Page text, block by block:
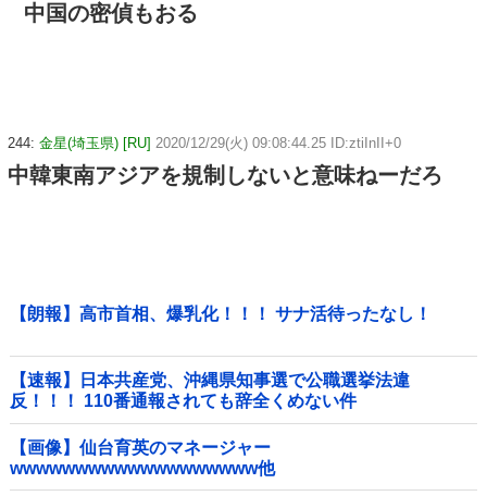
中国の密偵もおる
244: 金星(埼玉県) [RU] 2020/12/29(火) 09:08:44.25 ID:ztiInII+0
中韓東南アジアを規制しないと意味ねーだろ
【朗報】高市首相、爆乳化！！！ サナ活待ったなし！
【速報】日本共産党、沖縄県知事選で公職選挙法違
反！！！ 110番通報されても辞全くめない件
【画像】仙台育英のマネージャー
wwwwwwwwwwwwwwwwwww他